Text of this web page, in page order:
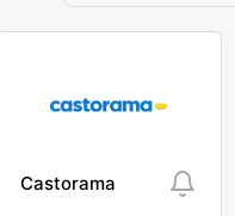
Castorama